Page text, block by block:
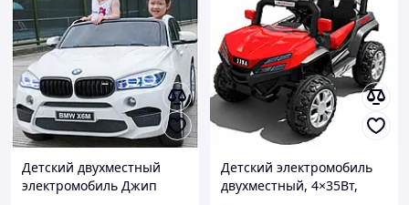
Детский двухместный
электромобиль Джип
Детский электромобиль
двухместный, 4×35Вт,